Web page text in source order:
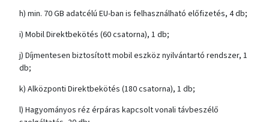
h) min. 70 GB adatcélú EU-ban is felhasználható előfizetés, 4 db;
i) Mobil Direktbekötés (60 csatorna), 1 db;
j) Díjmentesen biztosított mobil eszköz nyilvántartó rendszer, 1
db;
k) Alközponti Direktbekötés (180 csatorna), 1 db;
l) Hagyományos réz érpáras kapcsolt vonali távbeszélő